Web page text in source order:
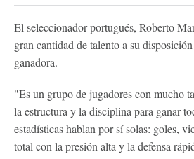
El seleccionador portugués, Roberto
gran cantidad de talento a su
ganadora.
"Es un grupo de jugadores con mucho
la estructura y la disciplina para ganar
estadísticas hablan por sí solas: goles,
total con la presión alta y la defensa